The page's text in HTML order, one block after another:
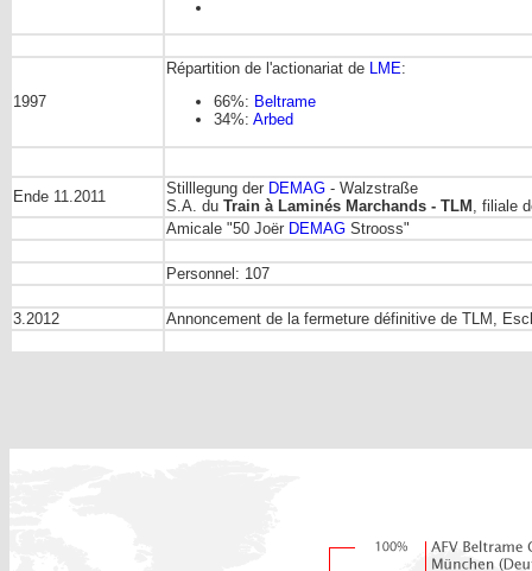
1997
Répartition de l'actionariat de LME:
66%: Beltrame
34%: Arbed
Ende 11.2011 Stilllegung der DEMAG - Walzstraße
S.A. du Train à Laminés Marchands - TLM , filiale
Amicale "50 Joër DEMAG Strooss"
Personnel: 107
3.2012 Annoncement de la fermeture définitive de TLM,